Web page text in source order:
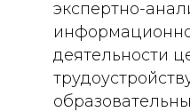
экспертно-
деятельности